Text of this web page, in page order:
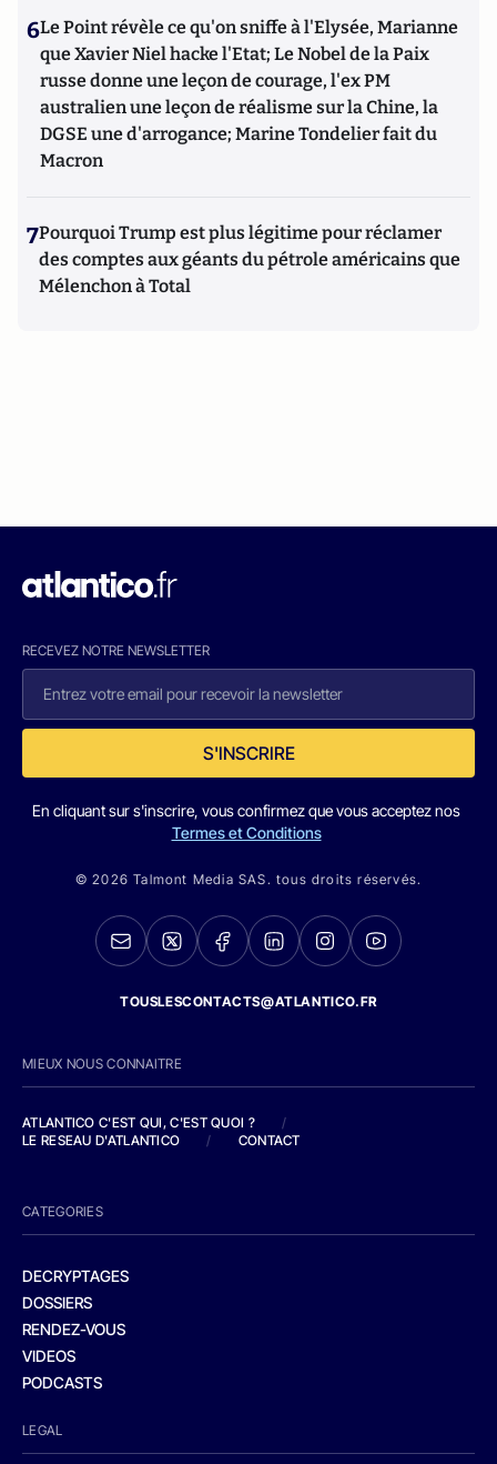
6Le Point révèle ce qu'on sniffe à l'Elysée, Marianne
que Xavier Niel hacke l'Etat; Le Nobel de la Paix
russe donne une leçon de courage, l'ex PM
australien une leçon de réalisme sur la Chine, la
DGSE une d'arrogance; Marine Tondelier fait du
Macron
7Pourquoi Trump est plus légitime pour réclamer
des comptes aux géants du pétrole américains que
Mélenchon à Total
RECEVEZ NOTRE NEWSLETTER
S'INSCRIRE
En cliquant sur s'inscrire, vous confirmez que vous acceptez nos
Termes et Conditions
© 2026 Talmont Media SAS. tous droits réservés.
TOUSLESCONTACTS@ATLANTICO.FR
MIEUX NOUS CONNAITRE
ATLANTICO C'EST QUI, C'EST QUOI ?
/
LE RESEAU D'ATLANTICO
/ CONTACT
CATEGORIES
DECRYPTAGES
DOSSIERS
RENDEZ-VOUS
VIDEOS
PODCASTS
LEGAL